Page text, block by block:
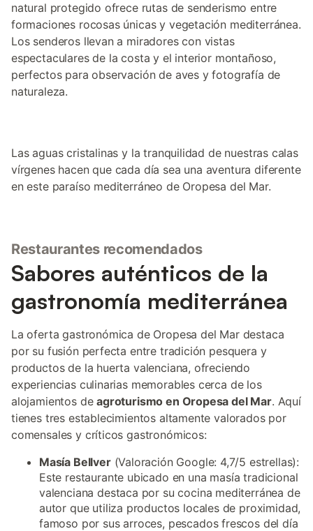
natural protegido ofrece rutas de senderismo entre
formaciones rocosas únicas y vegetación mediterránea.
Los senderos llevan a miradores con vistas
espectaculares de la costa y el interior montañoso,
perfectos para observación de aves y fotografía de
naturaleza.
Las aguas cristalinas y la tranquilidad de nuestras calas
vírgenes hacen que cada día sea una aventura diferente
en este paraíso mediterráneo de Oropesa del Mar.
Restaurantes recomendados
Sabores auténticos de la
gastronomía mediterránea
La oferta gastronómica de Oropesa del Mar destaca
por su fusión perfecta entre tradición pesquera y
productos de la huerta valenciana, ofreciendo
experiencias culinarias memorables cerca de los
alojamientos deagroturismo en Oropesa del Mar. Aquí
tienes tres establecimientos altamente valorados por
comensales y críticos gastronómicos:
Masía Bellver(Valoración Google: 4,7/5 estrellas):
Este restaurante ubicado en una masía tradicional
valenciana destaca por su cocina mediterránea de
autor que utiliza productos locales de proximidad,
famoso por sus arroces, pescados frescos del día